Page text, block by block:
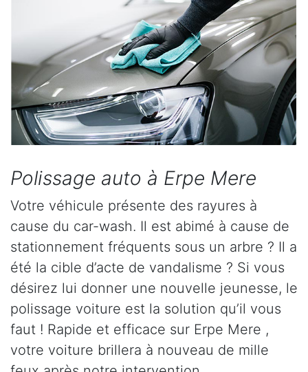
Polissage auto à Erpe Mere
Votre véhicule présente des rayures à
cause du car-wash. Il est abimé à cause de
stationnement fréquents sous un arbre ? Il a
été la cible d’acte de vandalisme ? Si vous
désirez lui donner une nouvelle jeunesse, le
polissage voiture est la solution qu’il vous
faut ! Rapide et efficace sur Erpe Mere ,
votre voiture brillera à nouveau de mille